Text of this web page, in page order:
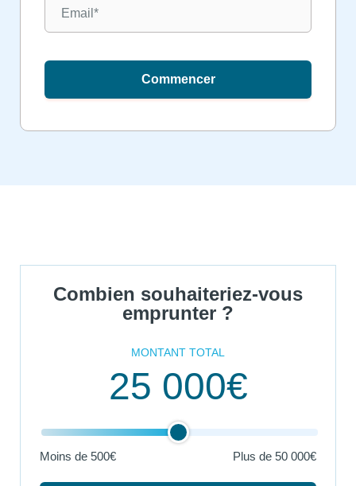
Commencer
Combien souhaiteriez-vous
emprunter ?
MONTANT TOTAL
25 000€
Moins de 500€ Plus de 50 000€